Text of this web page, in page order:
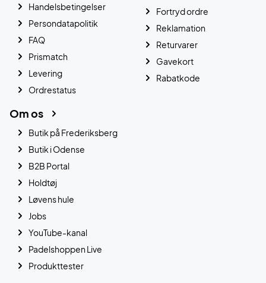
Handelsbetingelser
Persondatapolitik
FAQ
Prismatch
Levering
Ordrestatus
Fortryd ordre
Reklamation
Returvarer
Gavekort
Rabatkode
Om os
Butik på Frederiksberg
Butik i Odense
B2B Portal
Holdtøj
Løvens hule
Jobs
YouTube-kanal
Padelshoppen Live
Produkttester